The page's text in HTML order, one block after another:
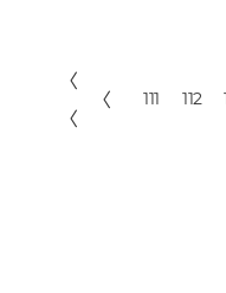
〈
〈
〈 111 112